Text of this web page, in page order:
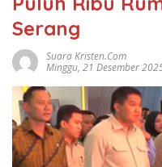
Serang
Suara Kristen.com
Minggu, 21 Desember